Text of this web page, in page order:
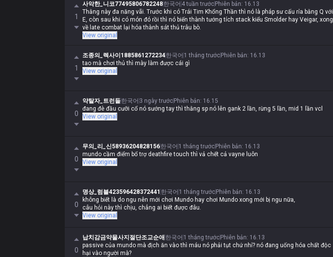
1
사악한_니코77495806782248한국어 4 tuần trước Phiên bản: 16.13
Thằng này đa năng vãi. Trước khi có Trái Tim Khổng Thần thì nó là pháp sư cấu rỉa bằng Q với
E, còn sau khi có món đó rồi thì nó biến thành tướng tích stack kiểu Smolder hay Veigar, xong
về late combat lại hóa thành sát thủ trâu bò.
View original
1
조종의_렉사이1885861272234한국어 1 tháng trước Phiên bản: 16.13
tao mà chơi thủ thì mày làm được cái gì
View original
0
약탈자_트런들한국어 3 ngày trước Phiên bản: 16.15
đang đè đầu cưỡi cổ nó sướng tay thì thằng sp nó lên gank 2 lần, rừng 5 lần, mid 1 lần vcl
View original
0
무의_리_신58936204828156한국어 1 tháng trước Phiên bản: 16.13
mundo cầm điểm bổ trợ deathfire touch thì vả chết cả vayne luôn
View original
0
명상_럼블423596428372441 한국어 1 tháng trước Phiên bản: 16.13
không biết là do ngu nên mới chơi Mundo hay chơi Mundo xong mới bị ngu nữa,
câu hỏi này thì chịu, chẳng ai biết được đâu.
View original
0
납치감금약물사지절단조교순애 한국어 1 tháng trước Phiên bản: 16.13
passive của mundo mà địch ăn vào thì máu nó phải tụt chứ nhỉ? nó đang uống hóa chất độc
hại vào người mà?